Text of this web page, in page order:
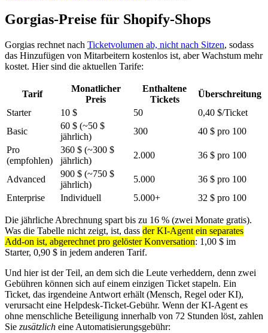
Gorgias-Preise für Shopify-Shops
Gorgias rechnet nach Ticketvolumen ab, nicht nach Sitzen, sodass
das Hinzufügen von Mitarbeitern kostenlos ist, aber Wachstum mehr
kostet. Hier sind die aktuellen Tarife:
Tarif
Monatlicher
Preis
Enthaltene
Tickets
Überschreitung
Starter
10 $ 50
0,40 $/Ticket
Basic
60 $ (~50 $
jährlich)
300
40 $ pro 100
Pro
(empfohlen)
360 $ (~300 $
jährlich)
2.000 36 $ pro 100
Advanced
900 $ (~750 $
jährlich)
5.000
36 $ pro 100
Enterprise
Individuell 5.000+ 32 $ pro 100
Die jährliche Abrechnung spart bis zu 16 % (zwei Monate gratis).
Was die Tabelle nicht zeigt, ist, dass der KI-Agent ein separates
Add-on ist, abgerechnet pro gelöster Konversation: 1,00 $ im
Starter, 0,90 $ in jedem anderen Tarif.
Und hier ist der Teil, an dem sich die Leute verheddern, denn zwei
Gebühren können sich auf einem einzigen Ticket stapeln. Ein
Ticket, das irgendeine Antwort erhält (Mensch, Regel oder KI),
verursacht eine Helpdesk-Ticket-Gebühr. Wenn der KI-Agent es
ohne menschliche Beteiligung innerhalb von 72 Stunden löst, zahlen
Sie zusätzlich eine Automatisierungsgebühr: